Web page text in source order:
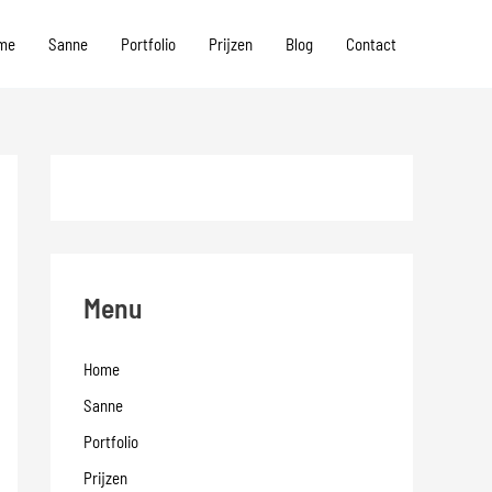
Sanne Portfolio Prijzen Blog Contact
Menu
Home
Sanne
Portfolio
Prijzen